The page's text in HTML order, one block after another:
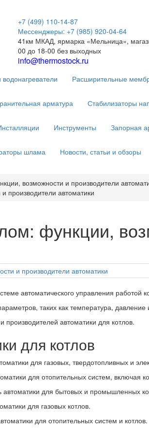
+7 (499) 110-14-87
Мессенджеры: +7 (985) 920-04-64
41км МКАД, ярмарка «Мельница»,
00 до 18-00 без выходных
info@thermostock.ru
Расширительные
арматура Стабилизаторы
Инструменты Запорная
шлама Новости, статьи и обзоры
возможности и производители
производители автоматики
функции,
автоматического управления работой
таких как температура, давление
автоматики для котлов.
для котлов
для газовых, твердотопливных и
для отопительных систем, включая
автоматики для бытовых и промышленных
для газовых котлов.
для отопительных систем и котлов.